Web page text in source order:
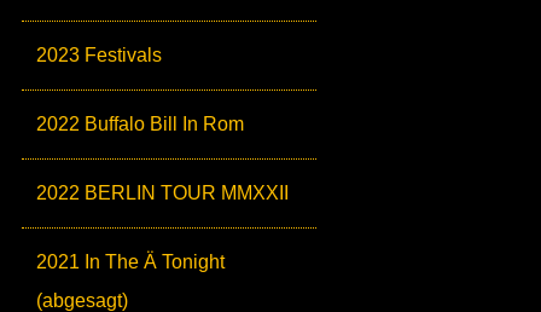
2023 Festivals
2022 Buffalo Bill In Rom
2022 BERLIN TOUR MMXXII
2021 In The Ä Tonight
(abgesagt)